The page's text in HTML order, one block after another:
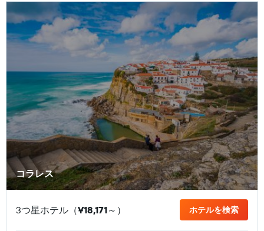
コラレス
3つ星ホテル（¥18,171​～） ホテルを検索